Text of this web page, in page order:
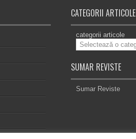
CATEGORII ARTICOLE
categorii articole
SUMAR REVISTE
Sumar Reviste